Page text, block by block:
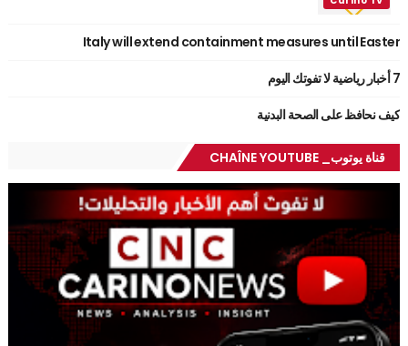
Italy will extend containment measures until Easter
7 أخبار رياضية لا تفوتك اليوم
كيف نحافظ على الصحة البدنية
قناة يوتوب_ CHAÎNE YOUTUBE